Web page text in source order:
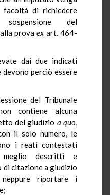
facoltà di richiedere
sospensione del
alla provaex art. 464-
dai due indicati
perciò essere
del Tribunale
contiene alcuna
del giudizio a quo,
il solo numero, le
i reati contestati
descritti e
citazione a giudizio
neppure riportare i